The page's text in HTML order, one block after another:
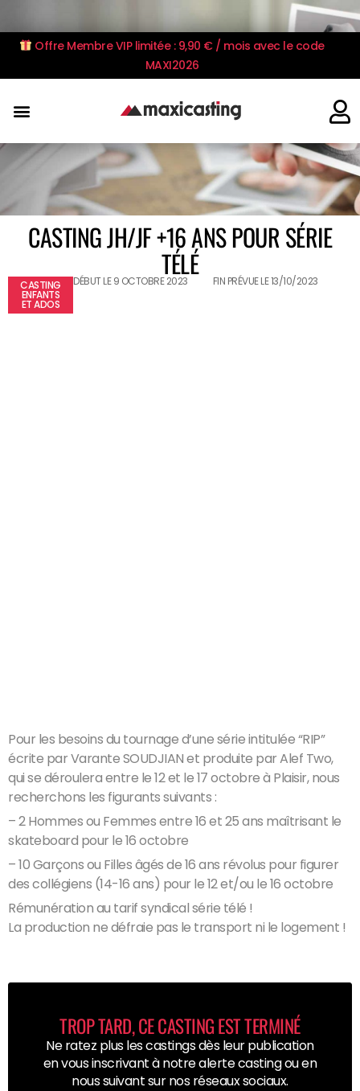
Offre Membre VIP limitée : 9,90 € / mois avec le code
MAXI2026
CASTING JH/JF +16 ANS POUR SÉRIE
TÉLÉ
CASTING
ENFANTS
ET ADOS
DÉBUT LE 9 OCTOBRE 2023 FIN PRÉVUE LE 13/10/2023
Pour les besoins du tournage d’une série intitulée “RIP”
écrite par Varante SOUDJIAN et produite par Alef Two,
qui se déroulera entre le 12 et le 17 octobre à Plaisir, nous
recherchons les figurants suivants :
– 2 Hommes ou Femmes entre 16 et 25 ans maîtrisant le
skateboard pour le 16 octobre
– 10 Garçons ou Filles âgés de 16 ans révolus pour figurer
des collégiens (14-16 ans) pour le 12 et/ou le 16 octobre
Rémunération au tarif syndical série télé !
La production ne défraie pas le transport ni le logement !
TROP TARD, CE CASTING EST TERMINÉ
Ne ratez plus les castings dès leur publication
en vous inscrivant à notre alerte casting ou en
nous suivant sur nos réseaux sociaux.